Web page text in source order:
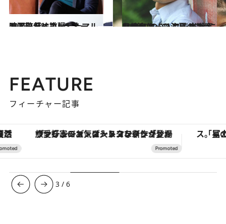
2013.11.8
映画監督に挑戦したマルチアーティストディーン・フジオカ
カルチャー 2016.7.8
日韓合作『ひと夏のファンタジア』で注目 岩瀬亮は“第二のD・フジオカ”になるか？
カルチャー
FEATURE
フィーチャー記事
ヴァシュロン・コンスタンタン「オーヴァーシーズ・オートマティック」。旅愛好家のお気に入りコレクションから、ジェンダーレスな新作が登場
3 /6